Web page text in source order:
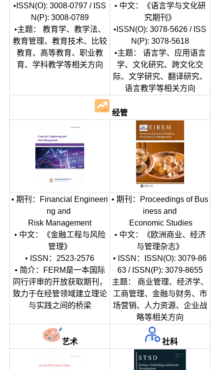
•ISSN(O): 3008-0797 / ISS
N(P): 3008-0789
•主题： 教育学、教学法、
教育管理、教育技术、比较
教育、高等教育、职业教
育、学科教学等相关方向
• 中文：《语言学与文化研
究期刊》
•ISSN(O): 3078-5626 / ISS
N(P): 3078-5618
•主题： 语言学、应用语言
学、文化研究、跨文化交
际、文学研究、翻译研究、
语言教学等相关方向
经管
• 期刊：Financial Engineeri
ng and
Risk Management
• 中文：《金融工程与风险
管理》
• ISSN：2523-2576
• 简介：FERM是一本国际
同行评审的开放获取期刊，
致力于在经管领域建立理论
与实践之间的桥梁
• 期刊：Proceedings of Bus
iness and
Economic Studies
• 中文：《欧洲商业、经济
与管理杂志》
• ISSN：ISSN(O): 3079-86
63 / ISSN(P): 3079-8655
主题： 商业管理、经济学、
工商管理、金融与财务、市
场营销、人力资源、企业战
略等相关方向
艺术 社科